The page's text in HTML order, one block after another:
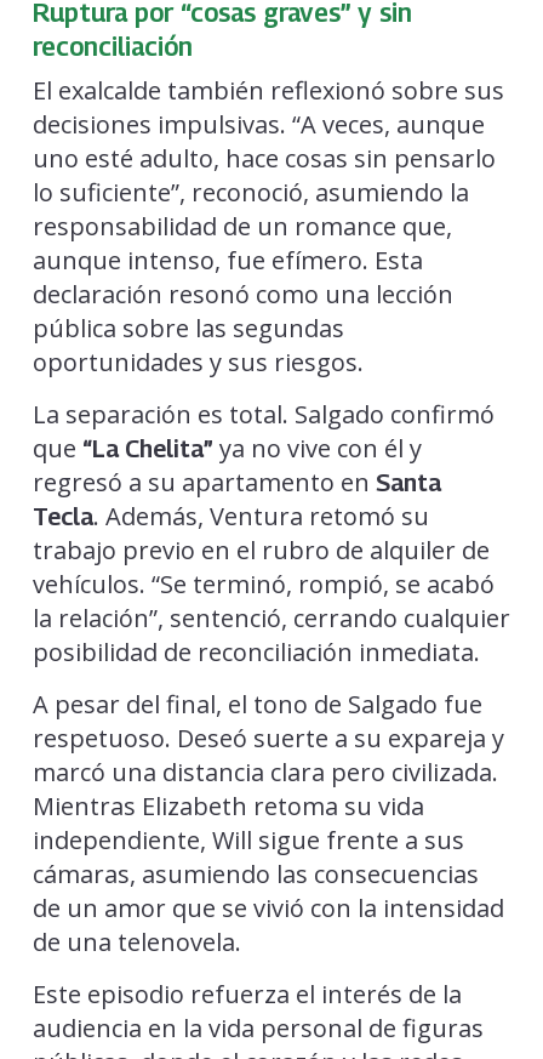
Ruptura por “cosas graves” y sin
reconciliación
El exalcalde también reflexionó sobre sus
decisiones impulsivas. “A veces, aunque
uno esté adulto, hace cosas sin pensarlo
lo suficiente”, reconoció, asumiendo la
responsabilidad de un romance que,
aunque intenso, fue efímero. Esta
declaración resonó como una lección
pública sobre las segundas
oportunidades y sus riesgos.
La separación es total. Salgado confirmó
que “La Chelita” ya no vive con él y
regresó a su apartamento en Santa
Tecla. Además, Ventura retomó su
trabajo previo en el rubro de alquiler de
vehículos. “Se terminó, rompió, se acabó
la relación”, sentenció, cerrando cualquier
posibilidad de reconciliación inmediata.
A pesar del final, el tono de Salgado fue
respetuoso. Deseó suerte a su expareja y
marcó una distancia clara pero civilizada.
Mientras Elizabeth retoma su vida
independiente, Will sigue frente a sus
cámaras, asumiendo las consecuencias
de un amor que se vivió con la intensidad
de una telenovela.
Este episodio refuerza el interés de la
audiencia en la vida personal de figuras